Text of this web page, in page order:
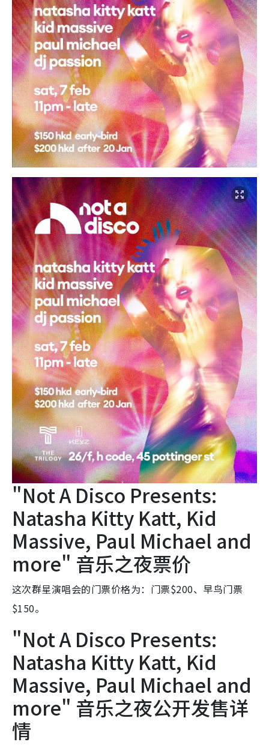
"Not A Disco Presents:
Natasha Kitty Katt, Kid
Massive, Paul Michael and
more" 音乐之夜票价
这次群星演唱会的门票价格为：门票$200、早鸟门票
$150。
"Not A Disco Presents:
Natasha Kitty Katt, Kid
Massive, Paul Michael and
more" 音乐之夜公开发售详
情